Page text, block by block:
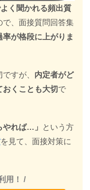
く聞かれる頻出質
で、面接質問回答集
率が格段に上がりま
すが、 内定者がど
くことも大切 で
やれば…」
という方
を見て、面接対策に
用！ /